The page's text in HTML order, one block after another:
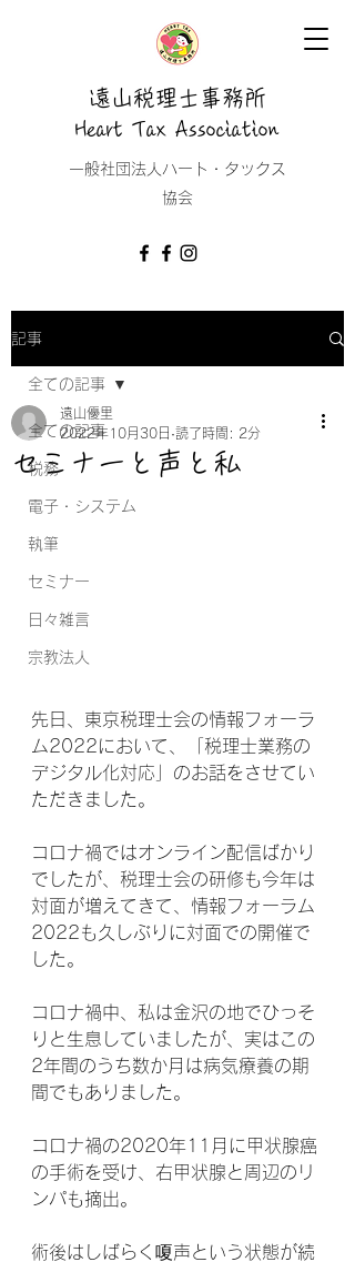
遠山税理士事務所
Heart Tax Association
​一般社団法人ハート・タックス
協会
記事
全ての記事
税務
電子・システム
執筆
セミナー
日々雑言
宗教法人
全ての記事
セミナーと声と私
遠山優里
2022年10月30日 読了時間: 2分
先日、東京税理士会の情報フォーラ
ム2022において、「税理士業務の
デジタル化対応」のお話をさせてい
ただきました。
コロナ禍ではオンライン配信ばかり
でしたが、税理士会の研修も今年は
対面が増えてきて、情報フォーラム
2022も久しぶりに対面での開催で
した。
コロナ禍中、私は金沢の地でひっそ
りと生息していましたが、実はこの
2年間のうち数か月は病気療養の期
間でもありました。
コロナ禍の2020年11月に甲状腺癌
の手術を受け、右甲状腺と周辺のリ
ンパも摘出。
術後はしばらく嗄声という状態が続